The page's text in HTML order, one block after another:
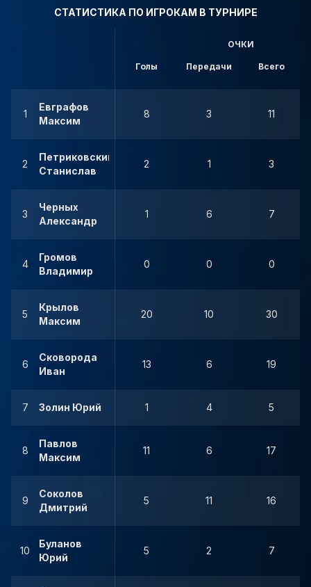
СТАТИСТИКА ПО ИГРОКАМ В ТУРНИРЕ
ОЧКИ
Голы Передачи Всего
1
Евграфов
Максим
8 3 11
2
Петриковский
Станислав
2 1 3
3
Черных
Александр
1 6 7
4
Громов
Владимир
0 0 0
5
Крылов
Максим
20 10 30
6
Сковорода
Иван
13 6 19
7 Золин Юрий 1 4 5
8
Павлов
Максим
11 6 17
9
Соколов
Дмитрий
5 11 16
10
Буланов
Юрий
5 2 7